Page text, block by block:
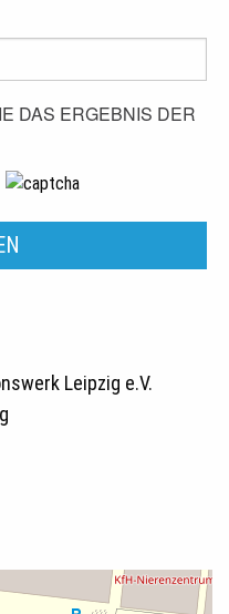
DAS ERGEBNIS DER
Leipzig e.V.